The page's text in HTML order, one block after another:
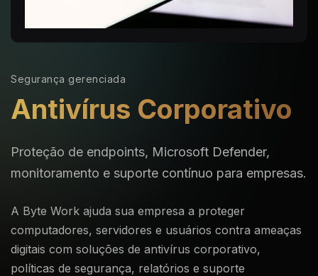
Segurança gerenciada
Antivírus Corporativo
Proteção de endpoints, Microsoft Defender,
monitoramento e suporte contínuo para empresas.
A Byte Work ajuda sua empresa a proteger
computadores, servidores e usuários contra ameaças
digitais com soluções de antivírus corporativo,
políticas de segurança, relatórios e suporte